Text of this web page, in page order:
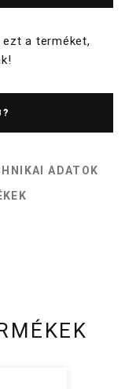
a terméket,
ADATOK